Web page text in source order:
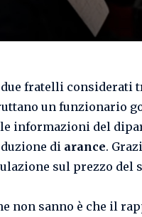
fratelli considerati
un funzionario
informazioni del
di arance.
sul prezzo del
non sanno è che il